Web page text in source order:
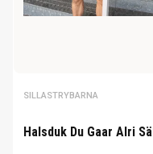
SILLASTRYBARNA
Halsduk Du Gaar Alri Säl